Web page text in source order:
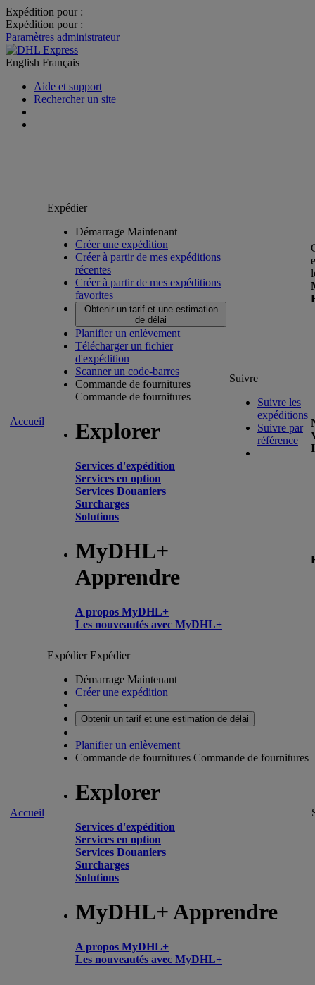
Expédition pour :
Expédition pour :
Paramètres administrateur
English Français
Aide et support
Rechercher un site
Accueil
Expédier
Démarrage Maintenant
Créer une expédition
Créer à partir de mes expéditions
récentes
Créer à partir de mes expéditions
favorites
Obtenir un tarif et une estimation
de délai
Planifier un enlèvement
Télécharger un fichier
d'expédition
Scanner un code-barres
Commande de fournitures
Commande de fournitures
Explorer
Services d'expédition
Services en option
Services Douaniers
Surcharges
Solutions
MyDHL+
Apprendre
A propos MyDHL+
Les nouveautés avec MyDHL+
Suivre
Suivre les
expéditions
Suivre par
référence
Accueil
ExpédierExpédier
Démarrage Maintenant
Créer une expédition
Obtenir un tarif et une estimation de délai
Planifier un enlèvement
Commande de fournitures Commande de fournitures
Explorer
Services d'expédition
Services en option
Services Douaniers
Surcharges
Solutions
MyDHL+ Apprendre
A propos MyDHL+
Les nouveautés avec MyDHL+